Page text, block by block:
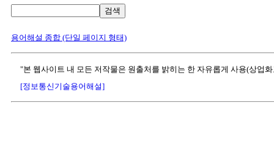
검색
용어해설 종합 (단일 페이지 형태)
"본 웹사이트 내 모든 저작물은 원출처를 밝히는 한 자유롭게 사용(상업
[정보통신기술용어해설]